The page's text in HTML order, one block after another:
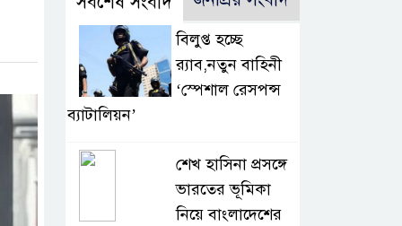
বিলুপ্ত হচ্ছে
র‍্যাব,নতুন বাহিনী
‘স্পেশাল রেসপন্স
ব্যাটালিয়ন’
শেখ হাসিনা প্রসঙ্গে
ভারতের ভূমিকা
নিয়ে বাংলাদেশের